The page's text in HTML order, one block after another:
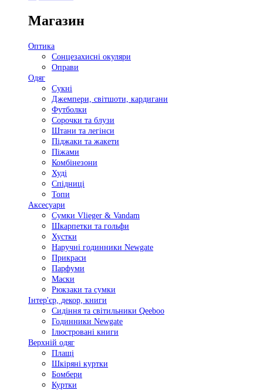
Магазин
Оптика
Сонцезахисні окуляри
Оправи
Одяг
Сукні
Джемпери, світшоти, кардигани
Футболки
Сорочки та блузи
Штани та легінси
Піджаки та жакети
Піжами
Комбінезони
Худі
Спідниці
Топи
Аксесуари
Сумки Vlieger & Vandam
Шкарпетки та гольфи
Хустки
Наручні годинники Newgate
Прикраси
Парфуми
Маски
Рюкзаки та сумки
Інтер'єр, декор, книги
Сидіння та світильники Qeeboo
Годинники Newgate
Ілюстровані книги
Верхній одяг
Плащі
Шкіряні куртки
Бомбери
Куртки